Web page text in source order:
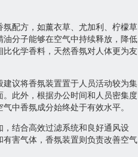
配方，如薰衣草、尤加利、柠檬草
分子能够在空气中持续释放，降低
化学香料，天然香氛对人体更为友
议将香氛装置置于人员活动较为集
此外，根据办公时间和人员密集度
中香氛成分始终处于有效水平。
结合高效过滤系统和良好通风设
害气体，香氛装置则负责改善空气